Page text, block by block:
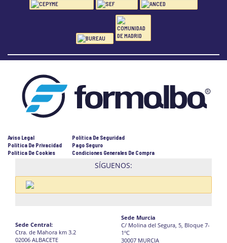
Aviso Legal
Política De Privacidad
Política De Cookies
Política De Seguridad
Pago Seguro
Condiciones Generales De Compra
SÍGUENOS:
Sede Central:
Ctra. de Mahora km 3.2
02006 ALBACETE
Sede Murcia
C/ Molina del Segura, 5, Bloque 7-
1ºC
30007 MURCIA